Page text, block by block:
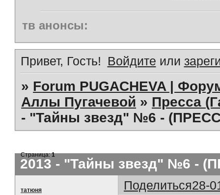
тв анонсы:
Привет, Гость! Войдите или
» Forum PUGACHEVA |
Аллы Пугачевой » Пресса
- "Тайны звезд" №6 -
2013 - "Тайны звезд" №6 -
Страница:1
Поделиться28-
татюня